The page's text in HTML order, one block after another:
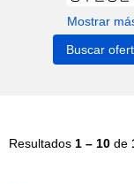
Mostrar
Resultados 1 – 10 de